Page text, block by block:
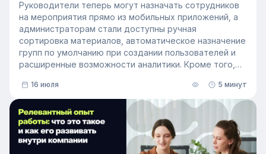
Руководители теперь могут назначать сотрудников
на мероприятия прямо из мобильных приложений, а
администраторам стали доступны ручная
сортировка материалов, автоматическое назначение
групп по умолчанию при создании пользователей и
расширенные возможности аналитики. Кроме того,
он охватывает и материалы из раздела «Проводник».
16 июля 5 минут